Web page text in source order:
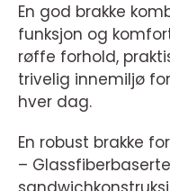
En god brakke
funksjon og
røffe forhold,
trivelig innemiljø
hver dag.
En robust brakke
–